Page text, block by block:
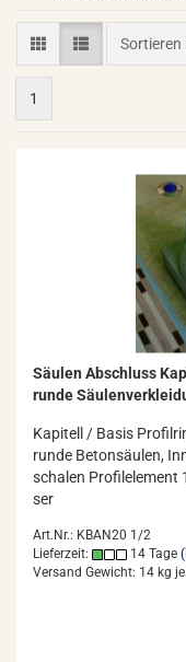
Sortieren
Sortieren
1
Säu­len Ab­schluss
runde
Ka­pi­tell / Basis
runde Be­ton­säu­len,
scha­len Pro­fil­ele­ment
ser
Art.Nr.: KBAN20 1/2
Lieferzeit:
14 Tage
Versand Gewicht: 14 kg